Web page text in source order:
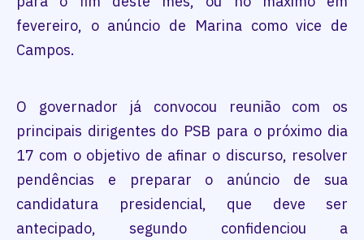
fevereiro, o anúncio de Marina como vice de
Campos.
O governador já convocou reunião com os
principais dirigentes do PSB para o próximo dia
17 com o objetivo de afinar o discurso, resolver
pendências e preparar o anúncio de sua
candidatura presidencial, que deve ser
antecipado, segundo confidenciou a